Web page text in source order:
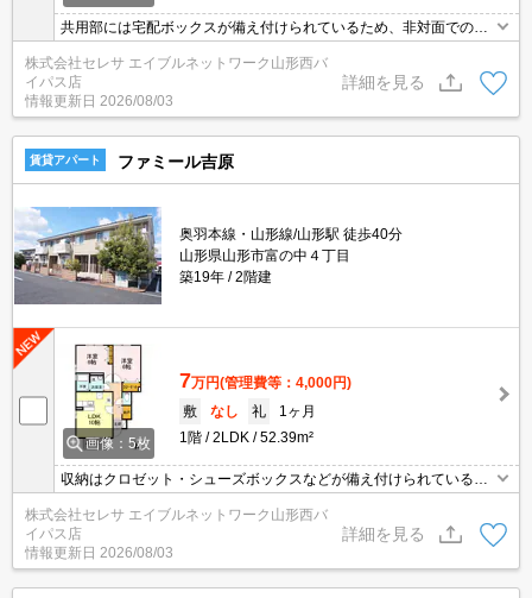
共用部には宅配ボックスが備え付けられているため、非対面での荷
ズボックスなど豊富なので、広々と空間を利用することも可能で
す。セキュリティ面は、オートロック・TVインターホンなどを備え
付けているので安心して暮らせます。駐輪場付きのアパートです。
株式会社セレサ エイブルネットワーク山形西バ
イパス店
情報更新日 2026/08/03
詳細を見る
賃貸アパート ファミール吉原
奥羽本線・山形線/山形駅 徒歩40分
山形県山形市富の中４丁目
築19年
2階建
画像：5枚
7万円(管理費等：4,000円)
敷
なし 礼
1ヶ月
1階
2LDK 52.39m²
収納はクロゼット・シューズボックスなどが備え付けられているの
ーから来訪者が確認できます。忙しい朝にも嬉しい、洗面所が独立
している物件。住みやすい環境が嬉しい賃貸物件です。駐車場がご
利用いただけるアパートです。駐輪場付きのアパートです。
株式会社セレサ エイブルネットワーク山形西バ
イパス店
情報更新日 2026/08/03
詳細を見る